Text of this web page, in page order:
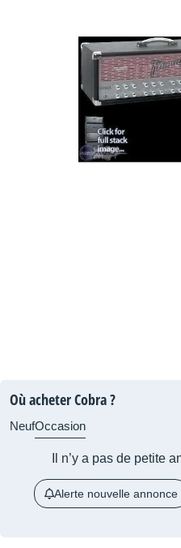
Où acheter Cobra ?
NeufOccasion
Il n’y a pas de petite
Alerte nouvelle annonce